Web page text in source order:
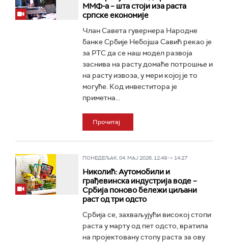
ММФ-а – шта стоји иза раста
српске економије
Члан Савета гувернера Народне
банке Србије Небојша Савић рекао је
за РТС да се наш модел развоја
заснива на расту домаће потрошње и
на расту извоза, у мери којој је то
могуће. Код инвеститора је
приметна...
Прочитај
ПОНЕДЕЉАК, 04. МАЈ 2026, 12:49 -> 14:27
Николић: Аутомобили и
грађевинска индустрија воде –
Србија поново бележи циљани
раст од три одсто
Србија се, захваљујући високој стопи
раста у марту од пет одсто, вратила
на пројектовану стопу раста за ову